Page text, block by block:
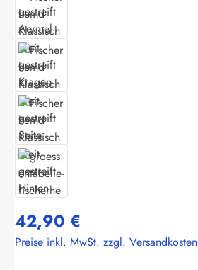
42,90 €
Preise inkl. MwSt. zzgl. Versandkosten